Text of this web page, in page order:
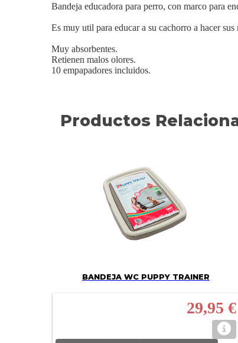
Bandeja educadora para perro, con marco para
Es muy util para educar a su cachorro a hacer
Muy absorbentes.
Retienen malos olores.
10 empapadores incluidos.
Productos
BANDEJA WC PUPPY TRAINER
29,95 €